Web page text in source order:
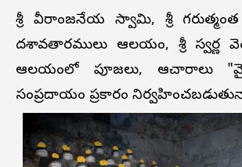
శ్రీ వీరాంజనేయ స్వామి, శ్రీ
దశావతారములు ఆలయం, శ్రీ స్వర్ణ
ఆలయంలో పూజలు, ఆచారాలు
సంప్రదాయం ప్రకారం